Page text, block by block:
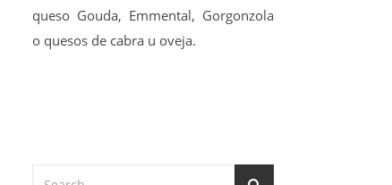
queso Gouda, Emmental, Gorgonzola
o quesos de cabra u oveja.